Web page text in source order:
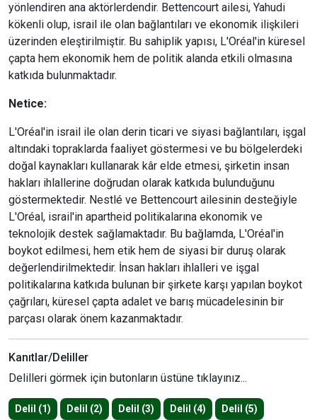
yönlendiren ana aktörlerdendir. Bettencourt ailesi, Yahudi
kökenli olup, israil ile olan bağlantıları ve ekonomik ilişkileri
üzerinden eleştirilmiştir. Bu sahiplik yapısı, L'Oréal'in küresel
çapta hem ekonomik hem de politik alanda etkili olmasına
katkıda bulunmaktadır.
Netice:
L'Oréal'in israil ile olan derin ticari ve siyasi bağlantıları, işgal
altındaki topraklarda faaliyet göstermesi ve bu bölgelerdeki
doğal kaynakları kullanarak kâr elde etmesi, şirketin insan
hakları ihlallerine doğrudan olarak katkıda bulunduğunu
göstermektedir. Nestlé ve Bettencourt ailesinin desteğiyle
L'Oréal, israil'in apartheid politikalarına ekonomik ve
teknolojik destek sağlamaktadır. Bu bağlamda, L'Oréal'in
boykot edilmesi, hem etik hem de siyasi bir duruş olarak
değerlendirilmektedir. İnsan hakları ihlalleri ve işgal
politikalarına katkıda bulunan bir şirkete karşı yapılan boykot
çağrıları, küresel çapta adalet ve barış mücadelesinin bir
parçası olarak önem kazanmaktadır.
Kanıtlar/Deliller
Delilleri görmek için butonların üstüne tıklayınız...
Delil (1) Delil (2) Delil (3) Delil (4) Delil (5)